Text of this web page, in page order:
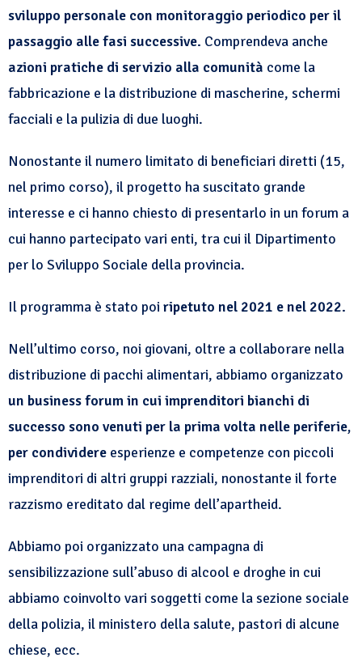
sviluppo personale con monitoraggio periodico per il
passaggio alle fasi successive. Comprendeva anche
azioni pratiche di servizio alla comunità come la
fabbricazione e la distribuzione di mascherine, schermi
facciali e la pulizia di due luoghi.
Nonostante il numero limitato di beneficiari diretti (15,
nel primo corso), il progetto ha suscitato grande
interesse e ci hanno chiesto di presentarlo in un forum a
cui hanno partecipato vari enti, tra cui il Dipartimento
per lo Sviluppo Sociale della provincia.
Il programma è stato poi ripetuto nel 2021 e nel 2022.
Nell’ultimo corso, noi giovani, oltre a collaborare nella
distribuzione di pacchi alimentari, abbiamo organizzato
un business forum in cui imprenditori bianchi di
successo sono venuti per la prima volta nelle periferie,
per condividere esperienze e competenze con piccoli
imprenditori di altri gruppi razziali, nonostante il forte
razzismo ereditato dal regime dell’apartheid.
Abbiamo poi organizzato una campagna di
sensibilizzazione sull’abuso di alcool e droghe in cui
abbiamo coinvolto vari soggetti come la sezione sociale
della polizia, il ministero della salute, pastori di alcune
chiese, ecc.